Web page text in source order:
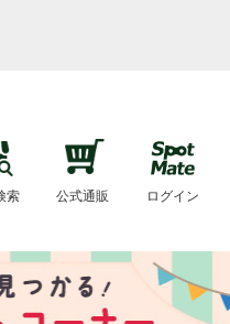
索 公式通販 ログイン